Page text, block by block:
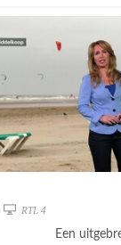
RTL 4
Een